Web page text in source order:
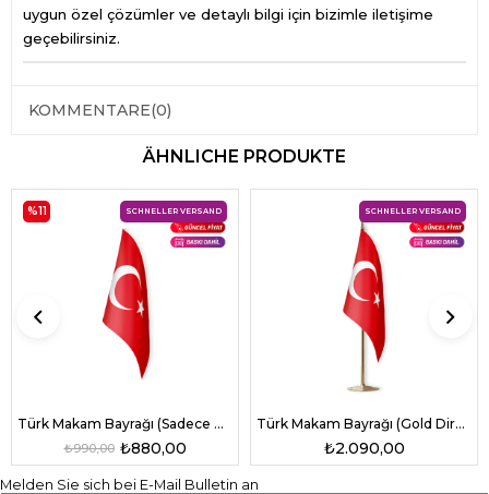
uygun özel çözümler ve detaylı bilgi için bizimle iletişime
geçebilirsiniz.
KOMMENTARE(0)
ÄHNLICHE PRODUKTE
Türk Makam Bayrağı (Sadece Bayrak)
₺880,00
₺990,00
%11 SCHNELLER VERSAND
Türk Makam Bayrağı (Gold Direkli)
₺2.090,00
SCHNELLER VERSAND
Melden Sie sich bei E-Mail Bulletin an